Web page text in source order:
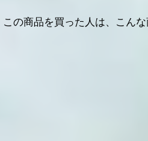
この商品を買った人は、こん